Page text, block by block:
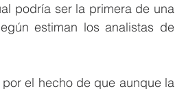
podría ser la primera de una
estiman los analistas de
el hecho de que aunque la